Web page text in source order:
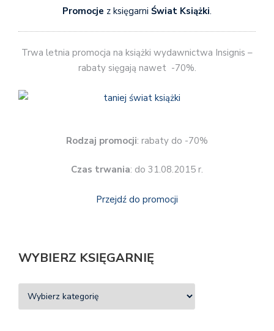
Promocje z księgarni Świat Książki.
Trwa letnia promocja na książki wydawnictwa Insignis –
rabaty sięgają nawet -70%.
Rodzaj promocji: rabaty do -70%
Czas trwania: do 31.08.2015 r.
Przejdź do promocji
WYBIERZ KSIĘGARNIĘ